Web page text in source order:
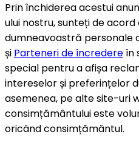
Prin închiderea acestui
ului nostru, sunteți de
dumneavoastră personale
și Parteneri de încredereîn
special pentru a afișa
intereselor și preferințelor
asemenea, pe alte site-uri
consimțământului este
oricând consimțământul.